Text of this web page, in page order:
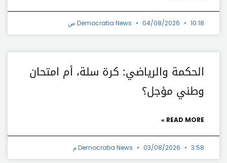
Democratia News 04/08/2026 10:18 ص
الحكمة والرياضي: كرة سلة، أم امتحان
وطني مؤجل؟
READ MORE »
Democratia News 03/08/2026 3:58 م